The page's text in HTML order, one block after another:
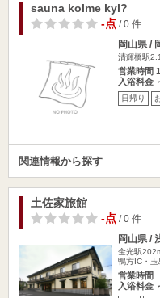
sauna kolme kyl?
-点/ 0 件
岡山県 /
清輝橋駅
営業時間
入浴料金
日帰り
関連情報から探す
土佐家旅館
-点/ 0 件
岡山県 /
金光駅
鴨方IC・
営業時間
入浴料金